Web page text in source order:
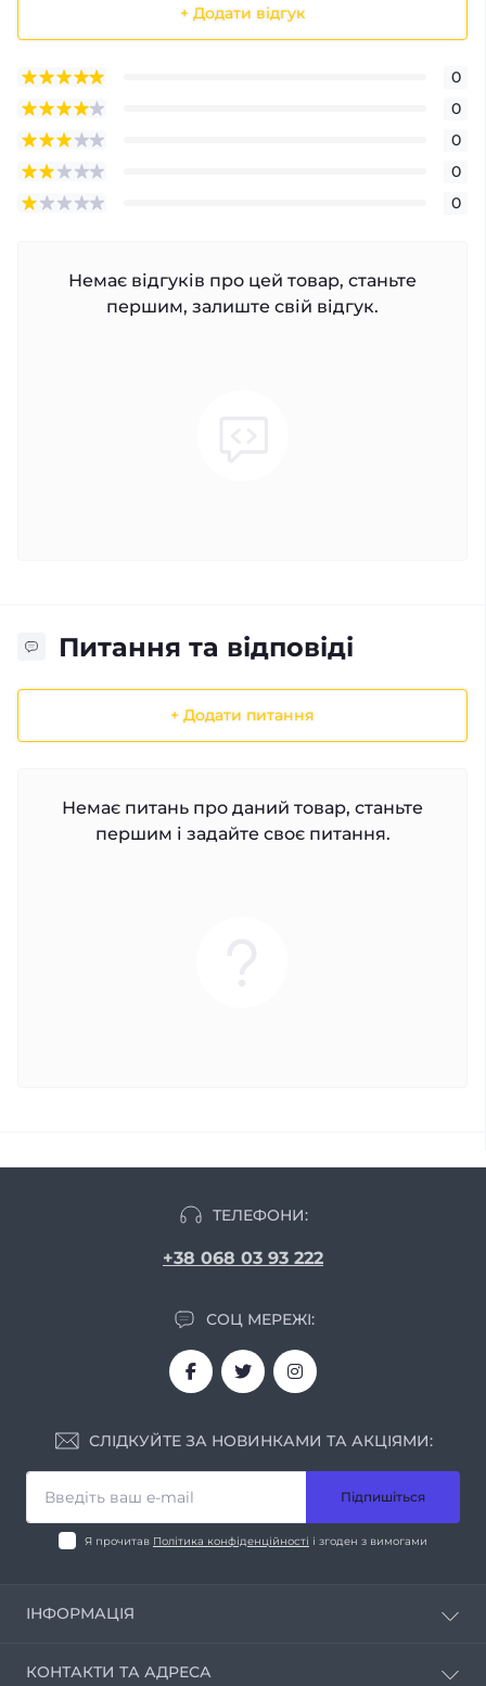
+ Додати відгук
0
0
0
0
0
Немає відгуків про цей товар, станьте
першим, залиште свій відгук.
Питання та відповіді
+ Додати питання
Немає питань про даний товар, станьте
першим і задайте своє питання.
ТЕЛЕФОНИ:
+38 068 03 93 222
СОЦ МЕРЕЖІ:
СЛІДКУЙТЕ ЗА НОВИНКАМИ ТА АКЦІЯМИ:
Підпишіться
Я прочитав Політика конфіденційності і згоден з вимогами
ІНФОРМАЦІЯ
КОНТАКТИ ТА АДРЕСА